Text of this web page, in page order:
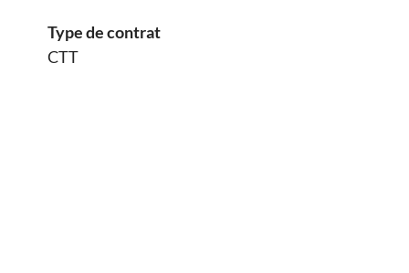
Type de contrat
CTT